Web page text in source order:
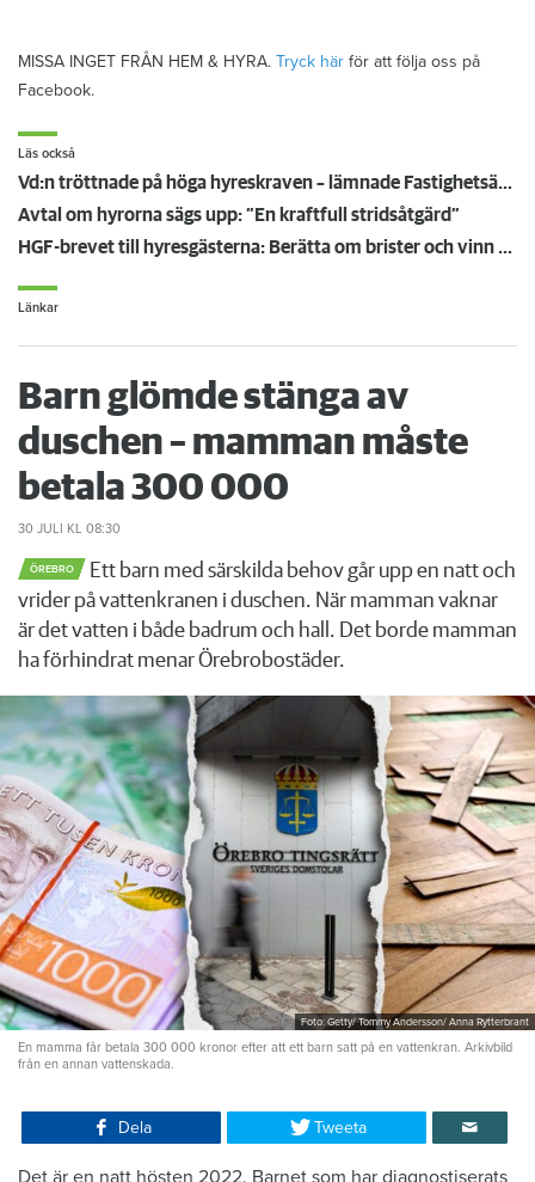
MISSA INGET FRÅN HEM & HYRA. Tryck här för att följa oss på
Facebook.
Läs också
Vd:n tröttnade på höga hyreskraven – lämnade Fastighetsägarna: "Många positiva reaktioner"
Avtal om hyrorna sägs upp: ”En kraftfull stridsåtgärd”
HGF-brevet till hyresgästerna: Berätta om brister och vinn ett presentkort på Ica!
Länkar
Barn glömde stänga av
duschen – mamman måste
betala 300 000
30 JULI KL 08:30
ÖREBRO
Ett barn med särskilda behov går upp en natt och
vrider på vattenkranen i duschen. När mamman vaknar
är det vatten i både badrum och hall. Det borde mamman
ha förhindrat menar Örebrobostäder.
Foto: Getty/ Tommy Andersson/ Anna Rytterbrant
En mamma får betala 300 000 kronor efter att ett barn satt på en vattenkran. Arkivbild
från en annan vattenskada.
Dela Tweeta